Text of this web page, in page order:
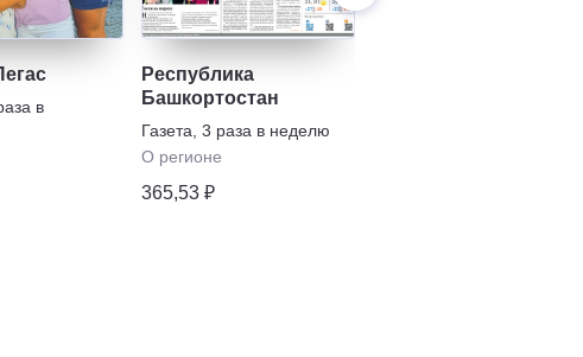
в
Республика
Башкортостан
Газета 3 раза в неделю
О регионе
365,53 ₽